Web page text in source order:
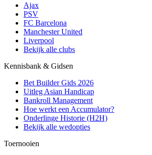
Ajax
PSV
FC Barcelona
Manchester United
Liverpool
Bekijk alle clubs
Kennisbank & Gidsen
Bet Builder Gids 2026
Uitleg Asian Handicap
Bankroll Management
Hoe werkt een Accumulator?
Onderlinge Historie (H2H)
Bekijk alle wedopties
Toernooien